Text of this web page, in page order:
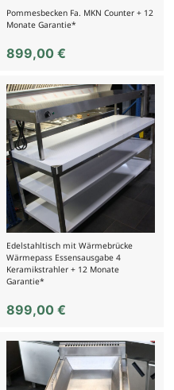
Pommesbecken Fa. MKN Counter + 12
Monate Garantie*
899,00€
Edelstahltisch mit Wärmebrücke
Wärmepass Essensausgabe 4
Keramikstrahler + 12 Monate
Garantie*
899,00€